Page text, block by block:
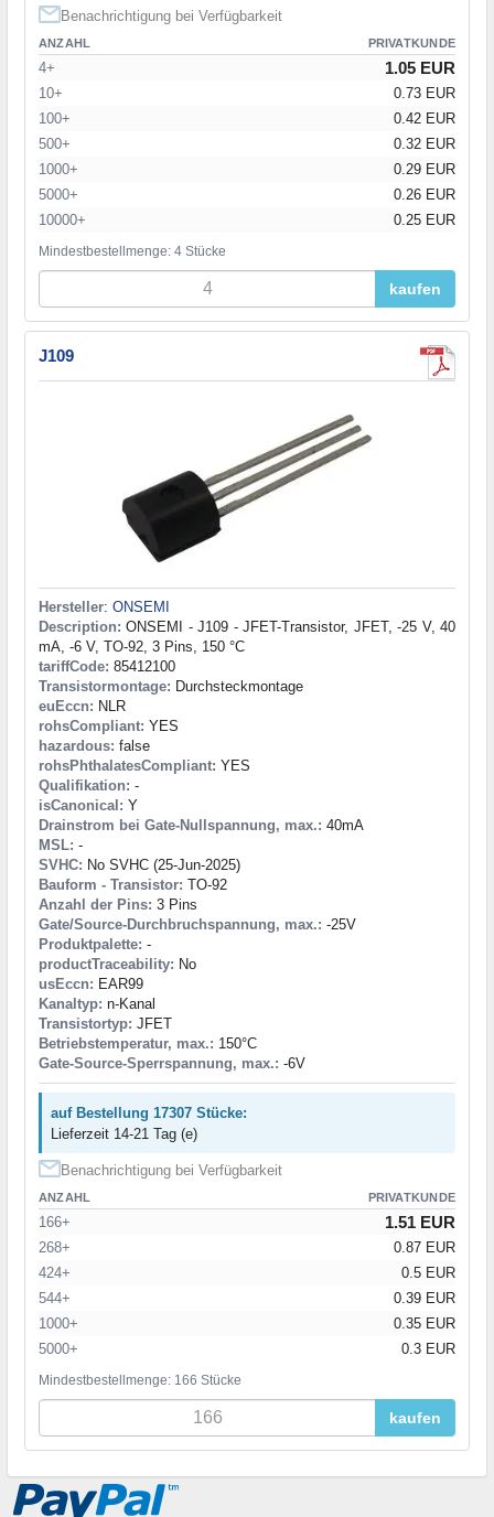
Benachrichtigung bei Verfügbarkeit
ANZAHL PRIVATKUNDE
4+ 1.05 EUR
10+
0.73 EUR
100+
0.42 EUR
500+
0.32 EUR
1000+
0.29 EUR
5000+
0.26 EUR
10000+
0.25 EUR
Mindestbestellmenge: 4 Stücke
kaufen
J109
Hersteller: ONSEMI
Description: ONSEMI - J109 - JFET-Transistor, JFET, -25 V, 40
mA, -6 V, TO-92, 3 Pins, 150 °C
tariffCode: 85412100
Transistormontage: Durchsteckmontage
euEccn: NLR
rohsCompliant: YES
hazardous: false
rohsPhthalatesCompliant: YES
Qualifikation: -
isCanonical: Y
Drainstrom bei Gate-Nullspannung, max.: 40mA
MSL: -
SVHC: No SVHC (25-Jun-2025)
Bauform - Transistor: TO-92
Anzahl der Pins: 3 Pins
Gate/Source-Durchbruchspannung, max.: -25V
Produktpalette: -
productTraceability: No
usEccn: EAR99
Kanaltyp: n-Kanal
Transistortyp: JFET
Betriebstemperatur, max.: 150°C
Gate-Source-Sperrspannung, max.: -6V
auf Bestellung 17307 Stücke:
Lieferzeit 14-21 Tag (e)
Benachrichtigung bei Verfügbarkeit
ANZAHL PRIVATKUNDE
166+ 1.51 EUR
268+
0.87 EUR
424+
0.5 EUR
544+
0.39 EUR
1000+
0.35 EUR
5000+
0.3 EUR
Mindestbestellmenge: 166 Stücke
kaufen